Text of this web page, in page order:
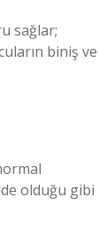
sağlar;
biniş ve
olduğu gibi